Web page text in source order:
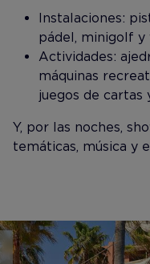
Instalaciones:
pádel, minigolf y
Actividades:
máquinas
juegos de cartas
Y, por las noches,
temáticas, música y